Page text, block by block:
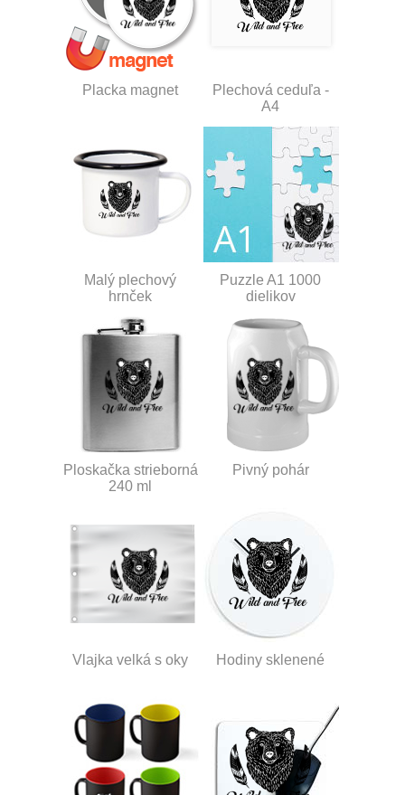
Placka magnet
Plechová ceduľa -
A4
Malý plechový
hrnček
Puzzle A1 1000
dielikov
Ploskačka strieborná
240 ml
Pivný pohár
Vlajka velká s oky Hodiny sklenené